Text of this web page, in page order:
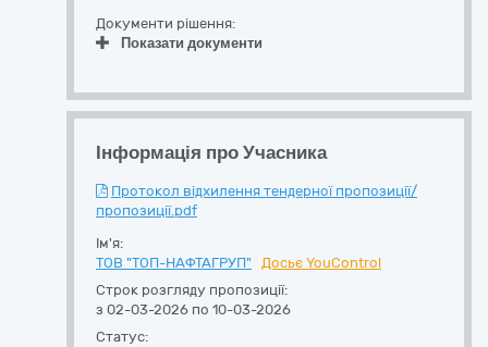
Документи рішення:
Показати документи
Інформація про Учасника
Протокол відхилення тендерної пропозиції/
пропозиції.pdf
Ім'я:
ТОВ "ТОП-НАФТАГРУП"
Досьє YouControl
Строк розгляду пропозиції:
з 02-03-2026 по 10-03-2026
Статус: